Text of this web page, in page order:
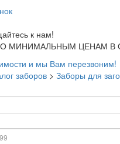
к нам!
МИНИМАЛЬНЫМ ЦЕНАМ В
и мы Вам перезвоним!
заборов > Заборы для